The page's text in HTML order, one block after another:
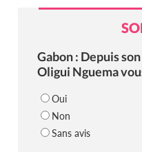
Gabon : Depuis
Oligui Nguema
Oui
Non
Sans avis